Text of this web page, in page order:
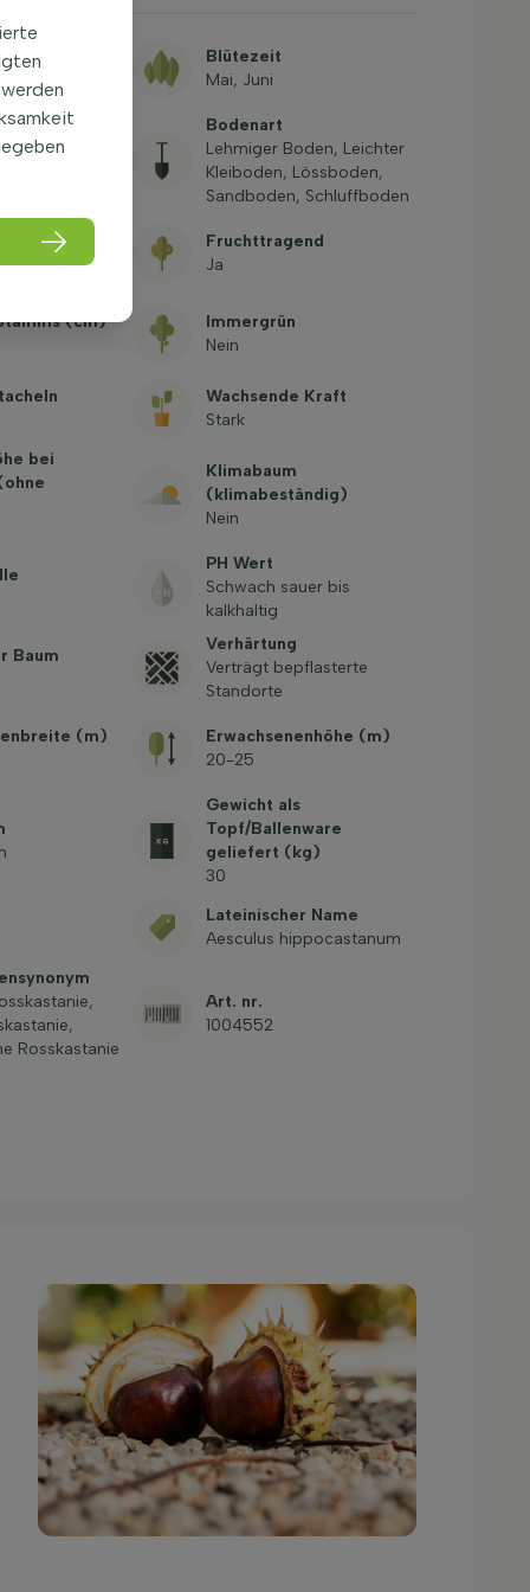
Blütezeit
Mai, Juni
Garten,
Bodenart
Lehmiger Boden, Leichter
Kleiboden, Lössboden,
Sandboden, Schluffboden
USDA
Fruchttragend
Ja
(cm)
Immergrün
Nein
Wachsende Kraft
Stark
bei
Klimabaum
(klimabeständig)
Nein
PH Wert
Schwach sauer bis
kalkhaltig
Baum
Verhärtung
Verträgt bepflasterte
Standorte
(m)
Erwachsenenhöhe (m)
20-25
Gewicht als
Topf/Ballenware
geliefert (kg)
30
Lateinischer Name
Aesculus hippocastanum
Rosskastanie
Art. nr.
1004552